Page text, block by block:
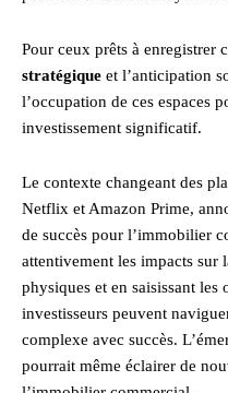
Pour ceux prêts à enregistrer
stratégique et l’anticipation
l’occupation de ces espaces
investissement significatif.
Le contexte changeant des
Netflix et Amazon Prime,
de succès pour l’immobilier
attentivement les impacts sur
physiques et en saisissant
investisseurs peuvent
complexe avec succès.
pourrait même éclairer de